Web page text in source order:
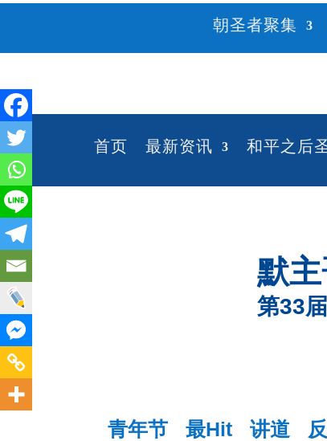
朝圣者聚集
首页 最新资讯 和平之后
默
第33
青年节 最Hit 讲道